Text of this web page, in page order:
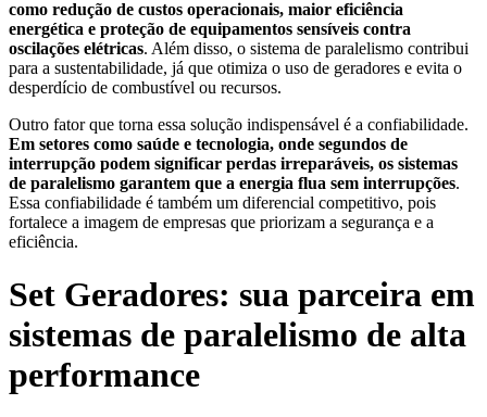
como redução de custos operacionais, maior eficiência
energética e proteção de equipamentos sensíveis contra
oscilações elétricas. Além disso, o sistema de paralelismo contribui
para a sustentabilidade, já que otimiza o uso de geradores e evita o
desperdício de combustível ou recursos.
Outro fator que torna essa solução indispensável é a confiabilidade.
Em setores como saúde e tecnologia, onde segundos de
interrupção podem significar perdas irreparáveis, os sistemas
de paralelismo garantem que a energia flua sem interrupções.
Essa confiabilidade é também um diferencial competitivo, pois
fortalece a imagem de empresas que priorizam a segurança e a
eficiência.
Set Geradores: sua parceira em
sistemas de paralelismo de alta
performance